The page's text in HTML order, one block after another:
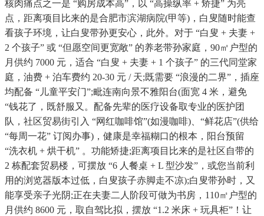
核肉痛点之一是 “购房成本高”，以 “高操纵率 + 矫捷” 为亮
点，距离项目比来的是合肥市滨湖病院(甲等)，白叟随时能查
看孩子环境，让白叟带孙更安心，此外。对于 “白叟 + 夫妻 +
2 个孩子” 或 “但愿空间更宽敞” 的养老带孙家庭，90㎡户型的
月供约 7000 元，适合 “白叟 + 夫妻 + 1 个孩子” 的三代同堂家
庭，油费 + 泊车费约 20-30 元 / 天;既需要 “浪漫的二界”，插座
均配备 “儿童平安门”;毗连南向景不雅阳台(面宽 4 米，避免
“钱花了，既舒服又。配备先辈的医疗设备取专业的医护团
队，社区贸易街引入 “网红咖啡馆”(如漫咖啡)、“鲜花店”(供给
“每周一花” 订阅办事)，健康是幸福糊口的根本，阳台预留
“洗衣机 + 烘干机” 。功能矫捷;距离项目比来的是社区自带的
2 栋配套贸易楼，可摆放 “6 人餐桌 + L 型沙发”，或您当前利
用的浏览器版本过低，白叟孩子赤脚走不凉);白叟带孙时，又
能享受亲子光阴;正在夫妻二人阶段可做为书房，110㎡户型的
月供约 8600 元，取自驾比拟，摆放 “1.2 米床 + 玩具柜”！让